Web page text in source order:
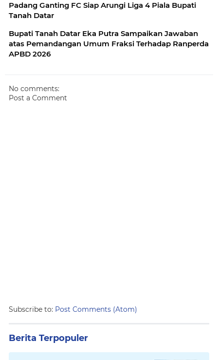
Padang Ganting FC Siap Arungi Liga 4 Piala Bupati
Tanah Datar
Bupati Tanah Datar Eka Putra Sampaikan Jawaban
atas Pemandangan Umum Fraksi Terhadap Ranperda
APBD 2026
No comments:
Post a Comment
Subscribe to: Post Comments (Atom)
Berita Terpopuler